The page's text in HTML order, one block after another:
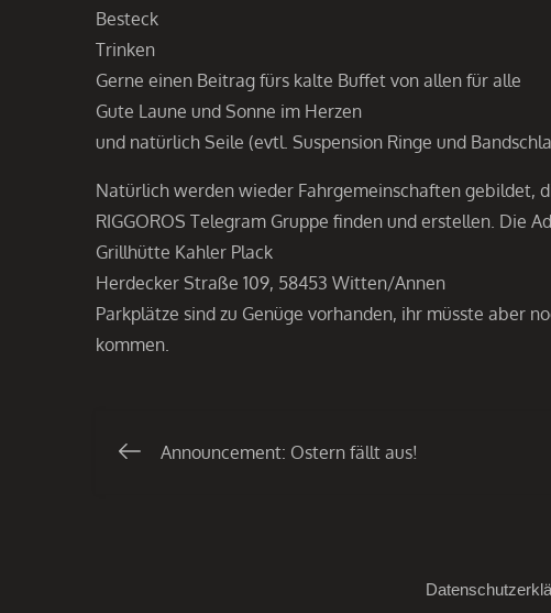
Besteck
Trinken
Gerne einen Beitrag fürs kalte Buffet von allen für alle
Gute Laune und Sonne im Herzen
und natürlich Seile (evtl. Suspension Ringe und
Natürlich werden wieder Fahrgemeinschaften gebildet,
RIGGOROS Telegram Gruppe finden und erstellen. Die
Grillhütte Kahler Plack
Herdecker Straße 109, 58453 Witten/Annen
Parkplätze sind zu Genüge vorhanden, ihr müsste aber
kommen.
Announcement: Ostern fällt aus!